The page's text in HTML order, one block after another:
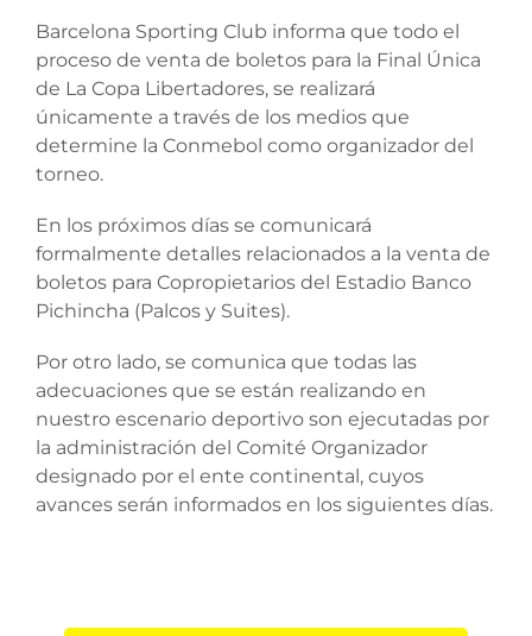
Barcelona Sporting Club informa que todo el
proceso de venta de boletos para la Final Única
de La Copa Libertadores, se realizará
únicamente a través de los medios que
determine la Conmebol como organizador del
torneo.
En los próximos días se comunicará
formalmente detalles relacionados a la venta de
boletos para Copropietarios del Estadio Banco
Pichincha (Palcos y Suites).
Por otro lado, se comunica que todas las
adecuaciones que se están realizando en
nuestro escenario deportivo son ejecutadas por
la administración del Comité Organizador
designado por el ente continental, cuyos
avances serán informados en los siguientes días.